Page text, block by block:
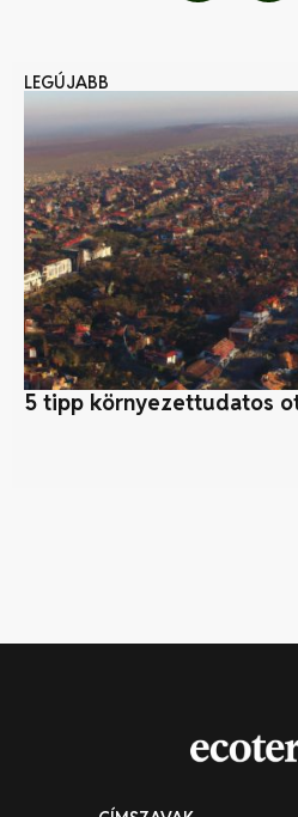
LEGÚJABB
5 tipp környezettudatos